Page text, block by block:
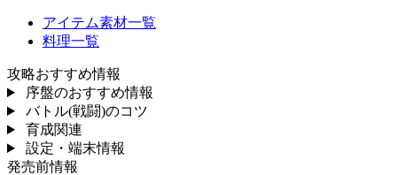
アイテム素材一覧
料理一覧
攻略おすすめ情報
序盤のおすすめ情報
バトル(戦闘)のコツ
育成関連
設定・端末情報
発売前情報